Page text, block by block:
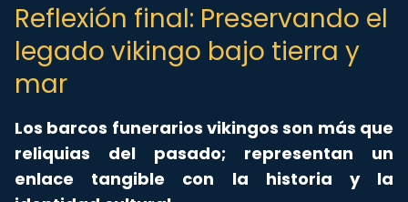
Reflexión final: Preservando el
legado vikingo bajo tierra y
mar
Los barcos funerarios vikingos son más que
reliquias del pasado; representan un
enlace tangible con la historia y la